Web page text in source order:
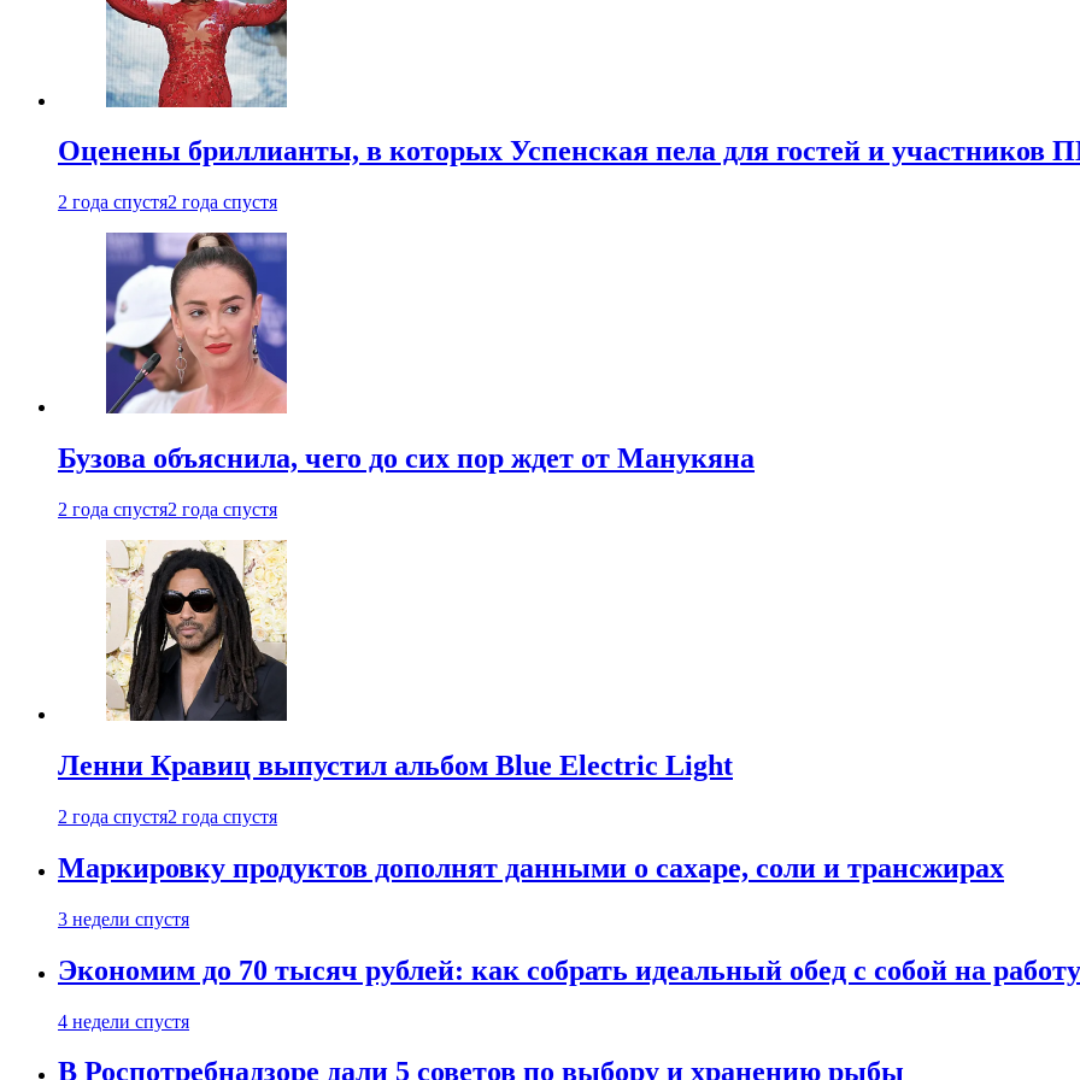
Оценены бриллианты, в которых Успенская пела для гостей и
2 года спустя2 года спустя
Бузова объяснила, чего до сих пор ждет от Манукяна
2 года спустя2 года спустя
Ленни Кравиц выпустил альбом Blue Electric Light
2 года спустя2 года спустя
Маркировку продуктов дополнят данными о сахаре, соли и трансжирах
3 недели спустя
Экономим до 70 тысяч рублей: как собрать идеальный обед с собой на работу
4 недели спустя
В Роспотребнадзоре дали 5 советов по выбору и хранению рыбы